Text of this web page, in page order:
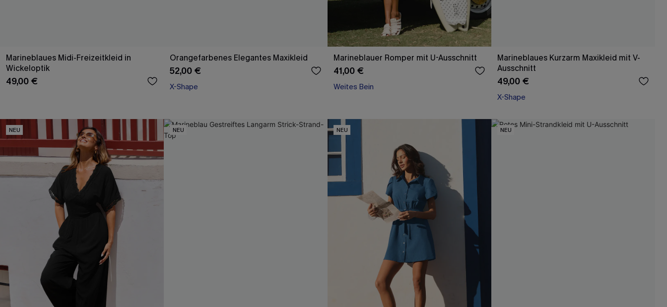
Marineblaues Midi-Freizeitkleid in
Wickeloptik
49,00 €
Orangefarbenes Elegantes Maxikleid
52,00 €
X-Shape
Marineblauer Romper mit U-Ausschnitt
41,00 €
Weites Bein
Marineblaues Kurzarm Maxikleid mit V-
Ausschnitt
49,00 €
X-Shape
NEU NEU NEU NEU